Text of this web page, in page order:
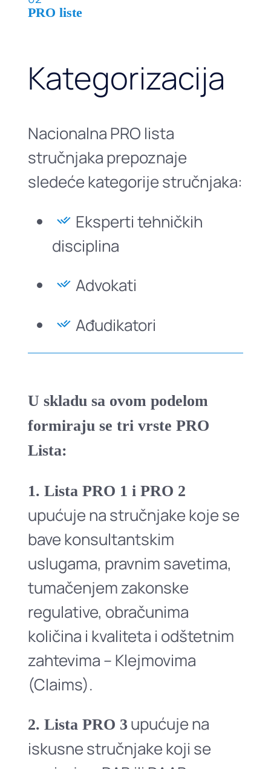
PRO liste
Kategorizacija
Nacionalna PRO lista
stručnjaka prepoznaje
sledeće kategorije stručnjaka:
Eksperti tehničkih
disciplina
Advokati
Ađudikatori
U skladu sa ovom podelom
formiraju se tri vrste PRO
Lista:
1. Lista PRO 1 i PRO 2
upućuje na stručnjake koje se
bave konsultantskim
uslugama, pravnim savetima,
tumačenjem zakonske
regulative, obračunima
količina i kvaliteta i odštetnim
zahtevima – Klejmovima
(Claims).
2. Lista PRO 3 upućuje na
iskusne stručnjake koji se